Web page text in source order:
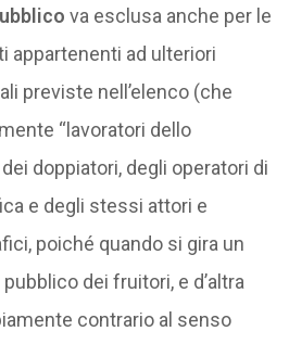
va esclusa anche per le
appartenenti ad ulteriori
previste nell’elenco (che
“lavoratori dello
doppiatori, degli operatori di
e degli stessi attori e
poiché quando si gira un
dei fruitori, e d’altra
contrario al senso